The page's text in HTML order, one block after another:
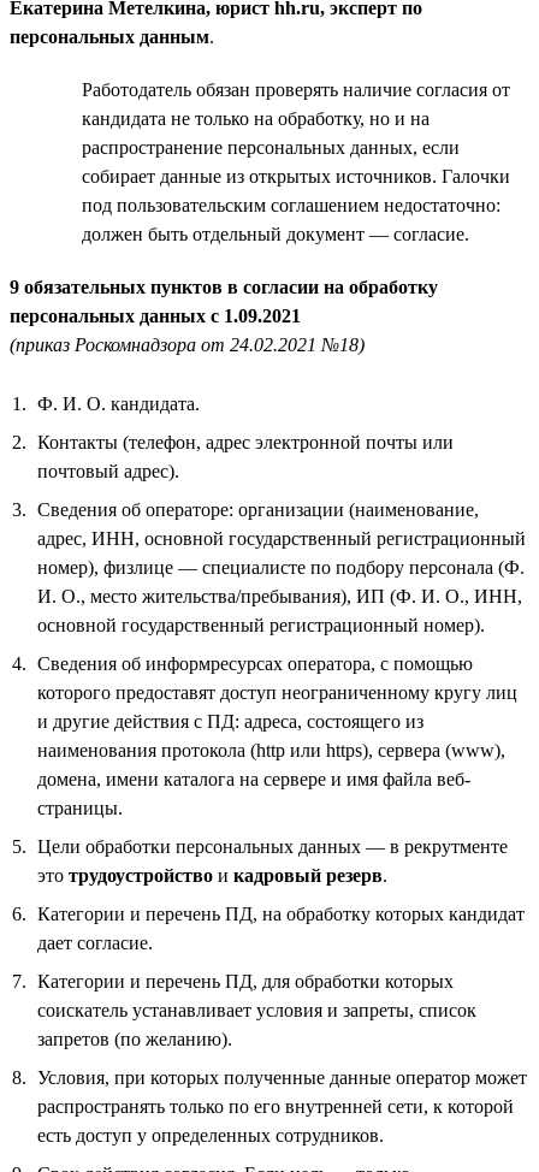
Екатерина Метелкина, юрист hh.ru, эксперт по
персональных данным.
Работодатель обязан проверять наличие согласия от
кандидата не только на обработку, но и на
распространение персональных данных, если
собирает данные из открытых источников. Галочки
под пользовательским соглашением недостаточно:
должен быть отдельный документ — согласие.
9 обязательных пунктов в согласии на обработку
персональных данных с 1.09.2021
(приказ Роскомнадзора от 24.02.2021 №18)
Ф. И. О. кандидата.
Контакты (телефон, адрес электронной почты или
почтовый адрес).
Сведения об операторе: организации (наименование,
адрес, ИНН, основной государственный регистрационный
номер), физлице — специалисте по подбору персонала (Ф.
И. О., место жительства/пребывания), ИП (Ф. И. О., ИНН,
основной государственный регистрационный номер).
Сведения об информресурсах оператора, с помощью
которого предоставят доступ неограниченному кругу лиц
и другие действия с ПД: адреса, состоящего из
наименования протокола (http или https), сервера (www),
домена, имени каталога на сервере и имя файла веб-
страницы.
Цели обработки персональных данных — в рекрутменте
это трудоустройство и кадровый резерв.
Категории и перечень ПД, на обработку которых кандидат
дает согласие.
Категории и перечень ПД, для обработки которых
соискатель устанавливает условия и запреты, список
запретов (по желанию).
Условия, при которых полученные данные оператор может
распространять только по его внутренней сети, к которой
есть доступ у определенных сотрудников.